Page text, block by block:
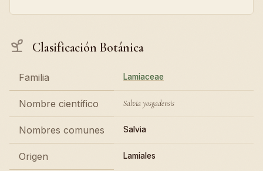
Clasificación Botánica
Familia Lamiaceae
Nombre científico Salvia yosgadensis
Nombres comunes Salvia
Origen Lamiales